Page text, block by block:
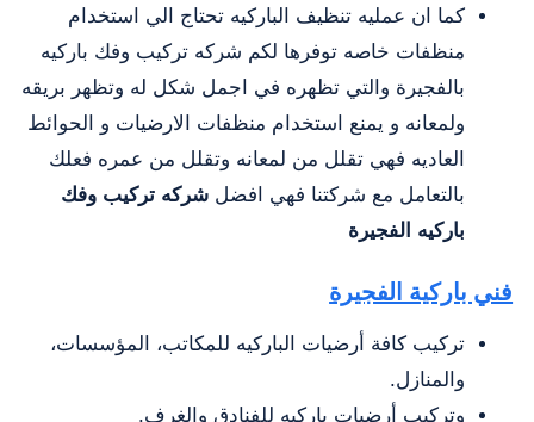
كما ان عمليه تنظيف الباركيه تحتاج الي استخدام
منظفات خاصه توفرها لكم شركه تركيب وفك باركيه
بالفجيرة والتي تظهره في اجمل شكل له وتظهر بريقه
ولمعانه و يمنع استخدام منظفات الارضيات و الحوائط
العاديه فهي تقلل من لمعانه وتقلل من عمره فعلك
بالتعامل مع شركتنا فهي افضل شركه تركيب وفك
باركيه الفجيرة
فني باركية الفجيرة
تركيب كافة أرضيات الباركيه للمكاتب، المؤسسات،
والمنازل.
وتركيب أرضيات باركيه للفنادق والغرف.